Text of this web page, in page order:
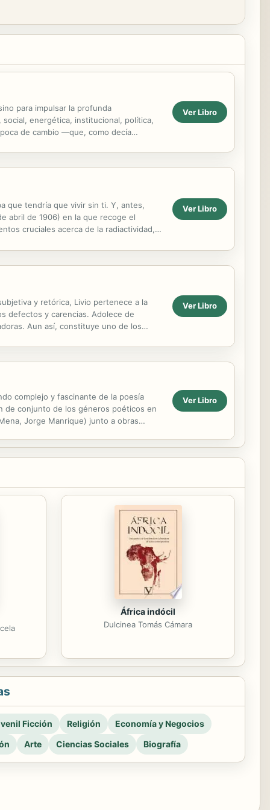
para impulsar la profunda
energética, institucional, política,
de cambio —que, como decía
Ver Libro
que tendría que vivir sin ti. Y, antes,
abril de 1906) en la que recoge el
cruciales acerca de la radiactividad,
Ver Libro
y retórica, Livio pertenece a la
defectos y carencias. Adolece de
Aun así, constituye uno de los
Ver Libro
complejo y fascinante de la poesía
de conjunto de los géneros poéticos en
Jorge Manrique) junto a obras
Ver Libro
África indócil
Dulcinea Tomás Cámara
Ficción Religión
Economía y Negocios
Arte Ciencias Sociales Biografía